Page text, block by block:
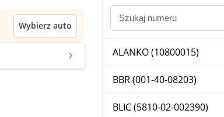
Wybierz auto
ALANKO (10800015)
BBR (001-40-08203)
BLIC (5810-02-002390)